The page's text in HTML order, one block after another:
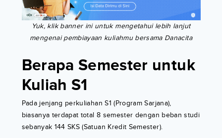
Yuk, klik banner ini untuk mengetahui lebih lanjut
mengenai pembiayaan kuliahmu bersama Danacita
Berapa Semester untuk
Kuliah S1
Pada jenjang perkuliahan S1 (Program Sarjana),
biasanya terdapat total 8 semester dengan beban studi
sebanyak 144 SKS (Satuan Kredit Semester).